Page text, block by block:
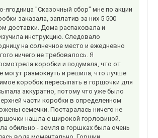
ягодница "Сказочный сбор" мне по акции
заказала, заплатив за них 5 500
доставки. Дома распаковала и
инструкцию. Следовало
на солнечное место и ежедневно
ничего не требовалось. Я
коробки и подумала, что от
могут размокнуть и решила, что лучше
коробок пересыпать в горшочки для
аккуратно, потому что уже было
части коробки в определенном
семечки. Постаралась ничего не
нашла с широкой горловиной.
обильно - земля в горшках была очень